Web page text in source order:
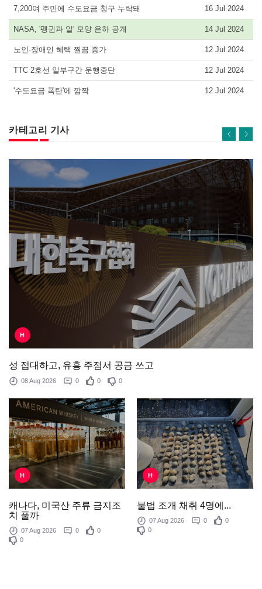
7,200여 주민에 수도요금 청구 누락돼 16 Jul 2024
NASA, '펭귄과 알' 모양 은하 공개 14 Jul 2024
노인·장애인 혜택 찔끔 증가 12 Jul 2024
TTC 2호선 일부구간 운행중단 12 Jul 2024
'수도요금 폭탄'에 깜짝 12 Jul 2024
카테고리 기사
H
성 접대하고, 유흥 주점서 공금 쓰고
08 Aug 2026 0 0 0
H
캐나다, 미국산 주류 금지조
치 풀까
07 Aug 2026 0
0
0
H
불법 조개 채취 4명에...
07 Aug 2026 0
0
0